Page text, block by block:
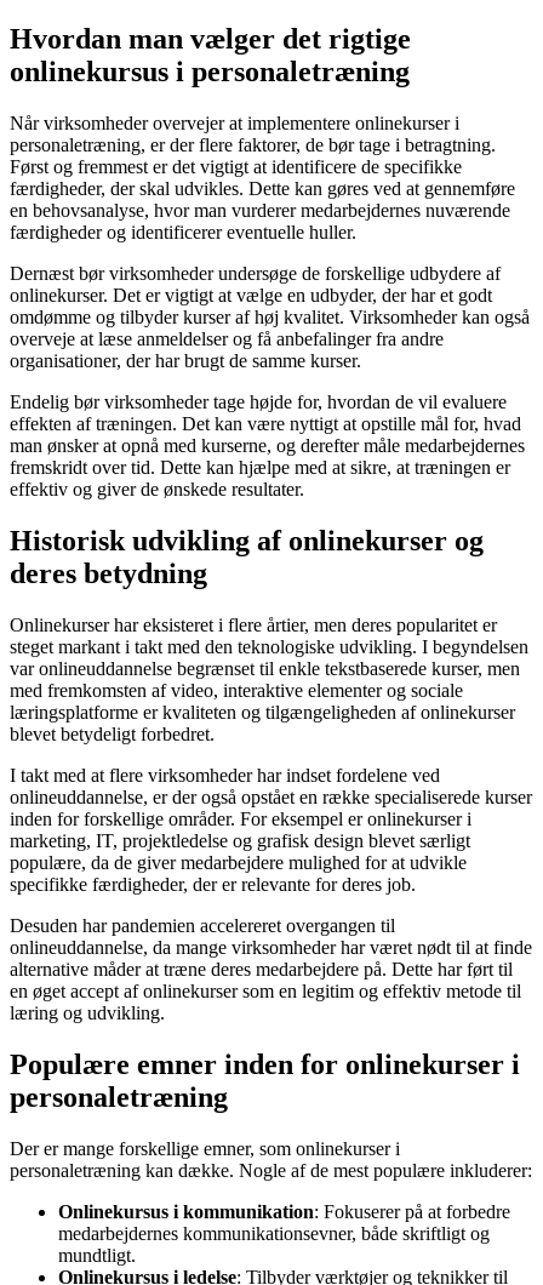
Hvordan man vælger det rigtige
onlinekursus i personaletræning
Når virksomheder overvejer at implementere onlinekurser i
personaletræning, er der flere faktorer, de bør tage i betragtning.
Først og fremmest er det vigtigt at identificere de specifikke
færdigheder, der skal udvikles. Dette kan gøres ved at gennemføre
en behovsanalyse, hvor man vurderer medarbejdernes nuværende
færdigheder og identificerer eventuelle huller.
Dernæst bør virksomheder undersøge de forskellige udbydere af
onlinekurser. Det er vigtigt at vælge en udbyder, der har et godt
omdømme og tilbyder kurser af høj kvalitet. Virksomheder kan også
overveje at læse anmeldelser og få anbefalinger fra andre
organisationer, der har brugt de samme kurser.
Endelig bør virksomheder tage højde for, hvordan de vil evaluere
effekten af træningen. Det kan være nyttigt at opstille mål for, hvad
man ønsker at opnå med kurserne, og derefter måle medarbejdernes
fremskridt over tid. Dette kan hjælpe med at sikre, at træningen er
effektiv og giver de ønskede resultater.
Historisk udvikling af onlinekurser og
deres betydning
Onlinekurser har eksisteret i flere årtier, men deres popularitet er
steget markant i takt med den teknologiske udvikling. I begyndelsen
var onlineuddannelse begrænset til enkle tekstbaserede kurser, men
med fremkomsten af video, interaktive elementer og sociale
læringsplatforme er kvaliteten og tilgængeligheden af onlinekurser
blevet betydeligt forbedret.
I takt med at flere virksomheder har indset fordelene ved
onlineuddannelse, er der også opstået en række specialiserede kurser
inden for forskellige områder. For eksempel er onlinekurser i
marketing, IT, projektledelse og grafisk design blevet særligt
populære, da de giver medarbejdere mulighed for at udvikle
specifikke færdigheder, der er relevante for deres job.
Desuden har pandemien accelereret overgangen til
onlineuddannelse, da mange virksomheder har været nødt til at finde
alternative måder at træne deres medarbejdere på. Dette har ført til
en øget accept af onlinekurser som en legitim og effektiv metode til
læring og udvikling.
Populære emner inden for onlinekurser i
personaletræning
Der er mange forskellige emner, som onlinekurser i
personaletræning kan dække. Nogle af de mest populære inkluderer:
Onlinekursus i kommunikation: Fokuserer på at forbedre
medarbejdernes kommunikationsevner, både skriftligt og
mundtligt.
Onlinekursus i ledelse: Tilbyder værktøjer og teknikker til